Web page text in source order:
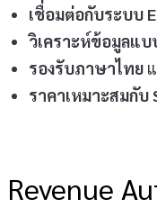
เชื่อมต่อกับระบบ
วิเคราะห์ข้อมูลแ
รองรับภาษาไทย
ราคาเหมาะสมกับ
Revenue